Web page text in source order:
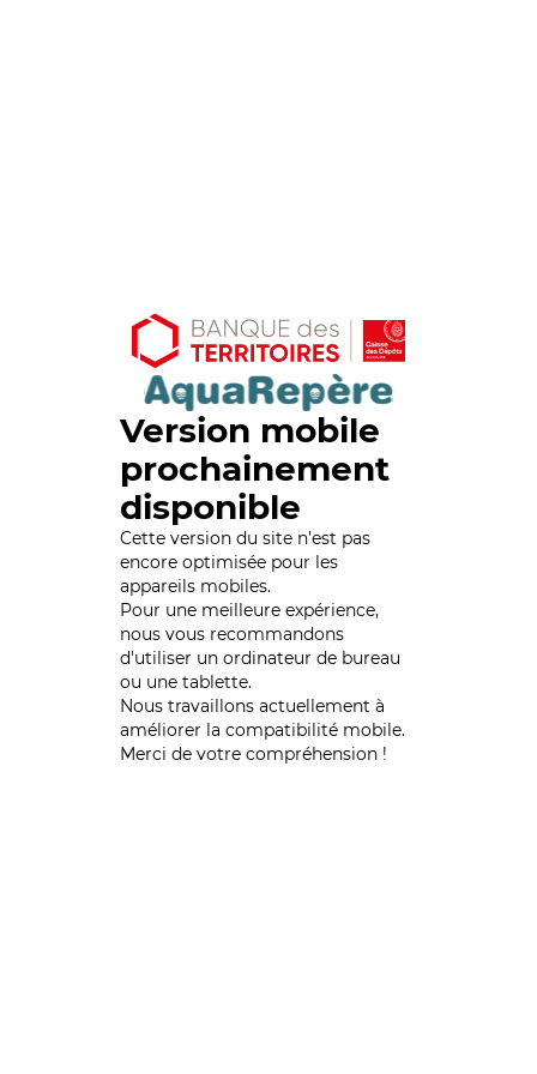
Version mobile
prochainement
disponible
Cette version du site n’est pas
encore optimisée pour les
appareils mobiles.
Pour une meilleure expérience,
nous vous recommandons
d'utiliser un ordinateur de bureau
ou une tablette.
Nous travaillons actuellement à
améliorer la compatibilité mobile.
Merci de votre compréhension !